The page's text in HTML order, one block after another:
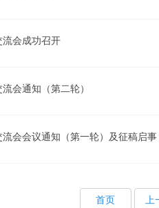
会成功召开
会通知（第二轮）
会会议通知（第一轮）及征稿启事
首页 上